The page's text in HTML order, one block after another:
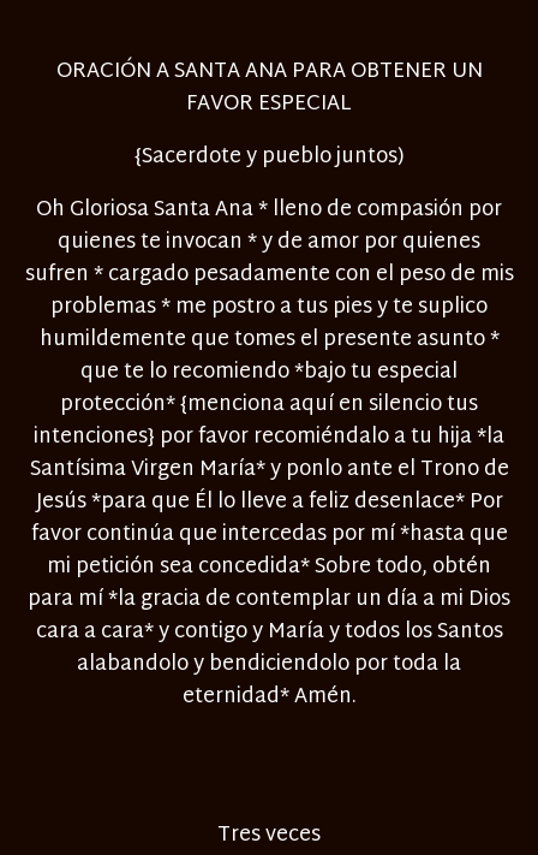
ORACIÓN A SANTA ANA PARA OBTENER UN
FAVOR ESPECIAL
{Sacerdote y pueblo juntos)
Oh Gloriosa Santa Ana * lleno de compasión por
quienes te invocan * y de amor por quienes
sufren * cargado pesadamente con el peso de mis
problemas * me postro a tus pies y te suplico
humildemente que tomes el presente asunto *
que te lo recomiendo *bajo tu especial
protección* {menciona aquí en silencio tus
intenciones} por favor recomiéndalo a tu hija *la
Santísima Virgen María* y ponlo ante el Trono de
Jesús *para que Él lo lleve a feliz desenlace* Por
favor continúa que intercedas por mí *hasta que
mi petición sea concedida* Sobre todo, obtén
para mí *la gracia de contemplar un día a mi Dios
cara a cara* y contigo y María y todos los Santos
alabandolo y bendiciendolo por toda la
eternidad* Amén.
Tres veces